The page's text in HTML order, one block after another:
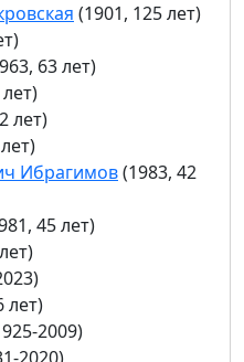
(1901, 125 лет)
63 лет)
лет)
Ибрагимов(1983, 42
45 лет)
лет)
2009)